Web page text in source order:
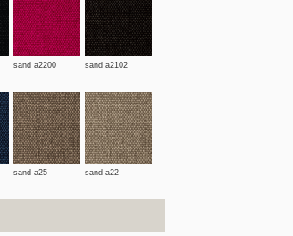
sand a2200 sand a2102
sand a25 sand a22